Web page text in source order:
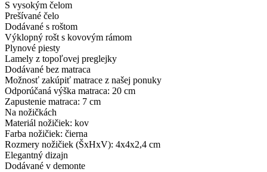
S vysokým čelom
Prešívané čelo
Dodávané s roštom
Výklopný rošt s kovovým rámom
Plynové piesty
Lamely z topoľovej preglejky
Dodávané bez matraca
Možnosť zakúpiť matrace z našej ponuky
Odporúčaná výška matraca: 20 cm
Zapustenie matraca: 7 cm
Na nožičkách
Materiál nožičiek: kov
Farba nožičiek: čierna
Rozmery nožičiek (ŠxHxV): 4x4x2,4 cm
Elegantný dizajn
Dodávané v demonte